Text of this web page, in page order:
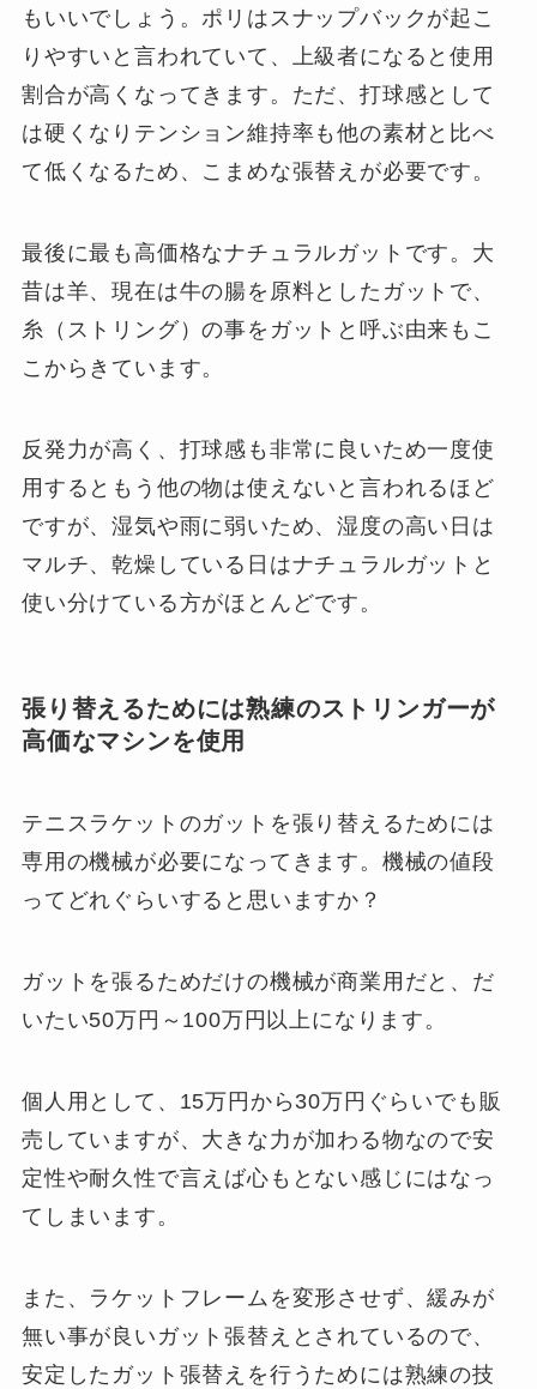
もいいでしょう。ポリはスナップバックが起こ
りやすいと言われていて、上級者になると使用
割合が高くなってきます。ただ、打球感として
は硬くなりテンション維持率も他の素材と比べ
て低くなるため、こまめな張替えが必要です。
最後に最も高価格なナチュラルガットです。大
昔は羊、現在は牛の腸を原料としたガットで、
糸（ストリング）の事をガットと呼ぶ由来もこ
こからきています。
反発力が高く、打球感も非常に良いため一度使
用するともう他の物は使えないと言われるほど
ですが、湿気や雨に弱いため、湿度の高い日は
マルチ、乾燥している日はナチュラルガットと
使い分けている方がほとんどです。
張り替えるためには熟練のストリンガーが
高価なマシンを使用
テニスラケットのガットを張り替えるためには
専用の機械が必要になってきます。機械の値段
ってどれぐらいすると思いますか？
ガットを張るためだけの機械が商業用だと、だ
いたい50万円～100万円以上になります。
個人用として、15万円から30万円ぐらいでも販
売していますが、大きな力が加わる物なので安
定性や耐久性で言えば心もとない感じにはなっ
てしまいます。
また、ラケットフレームを変形させず、緩みが
無い事が良いガット張替えとされているので、
安定したガット張替えを行うためには熟練の技